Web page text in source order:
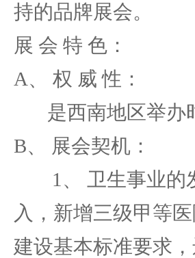
持的品牌展会。
展 会 特 色：
A、 权 威 性：
是西南地区举办
B、 展会契机：
1、 卫生事业的
入，新增三级甲等
建设基本标准要求